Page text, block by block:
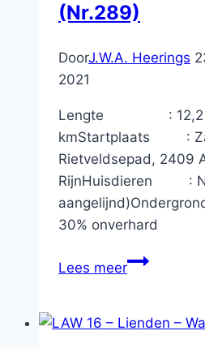
(Nr.289)
DoorJ.W.A. Heerings
2021
Lengte : 12,2
kmStartplaats :
Rietveldsepad, 2409
RijnHuisdieren :
30% onverhard
Lees meerWandelroute
en